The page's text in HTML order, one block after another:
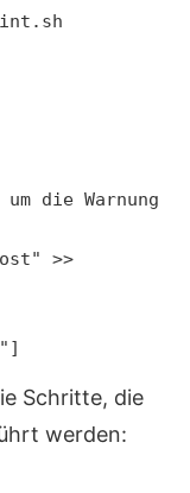
die Warnung
>>
Schritte, die
werden: